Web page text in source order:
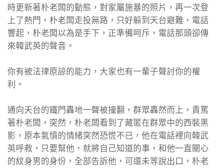
時更新著朴老闆的動態，對家屬施暴的照片，再一次登
上了熱門，朴老闆走投無路，只好躲到天台避難，電話
響起，朴老闆以為是手下，正準備呵斥，電話那頭卻傳
來韓武英的聲音。
你有被法律原諒的能力，大家也有一輩子聲討你的權
利。
通向天台的鐵門轟地一聲被撞翻，群眾轟然而上，責罵
著朴老闆，突然，朴老闆看到了藏匿在群眾中的西裝黑
影，原本氣憤的情緒突然恐慌不已，他在電話裡向韓武
英呼救，只要幫他，就將自己知道的事，和他一直關心
的紋身男的身份，全部告訴他，可還未等說出口，朴老